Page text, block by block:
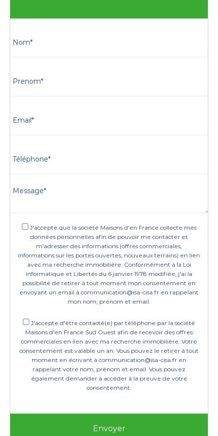
J'accepte que la société Maisons d'en France collecte mes
données personnelles afin de pouvoir me contacter et
m'adresser des informations (offres commerciales,
informations sur les portes ouvertes, nouveaux terrains) en lien
avec ma recherche immobilière. Conformément à la Loi
informatique et Libertés du 6 janvier 1978 modifiée, j'ai la
possibilité de retirer à tout moment mon consentement en
envoyant un email à communication@isa-cisa.fr en rappelant
mon nom, prénom et email.
J'accepte d'être contacté(e) par téléphone par la société
Maisons d'en France Sud Ouest afin de recevoir des offres
commerciales en lien avec ma recherche immobilière. Votre
consentement est valable un an. Vous pouvez le retirer à tout
moment en écrivant à communication@isa-cisa.fr en
rappelant votre nom, prénom et email. Vous pouvez
également demander à accéder à la preuve de votre
consentement.